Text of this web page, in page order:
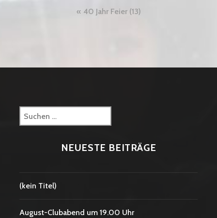
Beitragsnavigation
40 Jahr Feier (13)
Suchen
nach:
NEUESTE BEITRÄGE
(kein Titel)
August-Clubabend um 19.00 Uhr